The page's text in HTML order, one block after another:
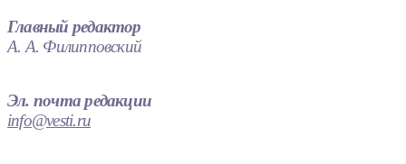
Главный редактор
А. А. Филипповский
Эл. почта редакции
info@vesti.ru